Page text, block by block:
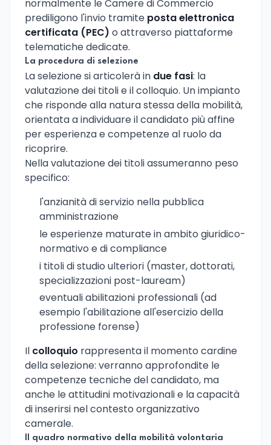
normalmente le Camere di Commercio
prediligono l'invio tramite posta elettronica
certificata (PEC) o attraverso piattaforme
telematiche dedicate.
La procedura di selezione
La selezione si articolerà in due fasi: la
valutazione dei titoli e il colloquio. Un impianto
che risponde alla natura stessa della mobilità,
orientata a individuare il candidato più affine
per esperienza e competenze al ruolo da
ricoprire.
Nella valutazione dei titoli assumeranno peso
specifico:
l'anzianità di servizio nella pubblica
amministrazione
le esperienze maturate in ambito giuridico-
normativo e di compliance
i titoli di studio ulteriori (master, dottorati,
specializzazioni post-lauream)
eventuali abilitazioni professionali (ad
esempio l'abilitazione all'esercizio della
professione forense)
Il colloquio rappresenta il momento cardine
della selezione: verranno approfondite le
competenze tecniche del candidato, ma
anche le attitudini motivazionali e la capacità
di inserirsi nel contesto organizzativo
camerale.
Il quadro normativo della mobilità volontaria